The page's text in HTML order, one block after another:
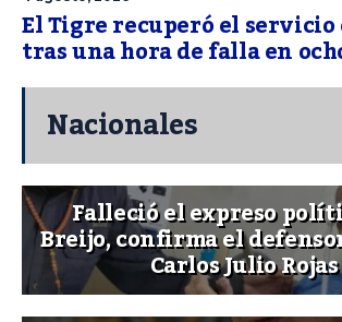
El Tigre recuperó el
tras una hora de falla en
Nacionales
Falleció el expreso
Breijo, confirma el
Carlos Julio Rojas